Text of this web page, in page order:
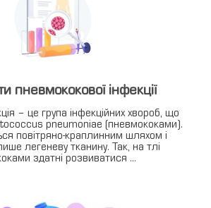
інфекції
– це група інфекційних хвороб, що
pneumoniae (пневмококами).
повітряно-краплинним шляхом і
легеневу тканину. Так, на тлі
здатні розвиватися …